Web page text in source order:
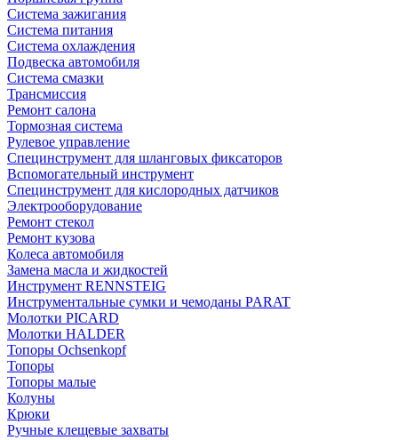
Система зажигания
Система питания
Система охлаждения
Подвеска автомобиля
Система смазки
Трансмиссия
Ремонт салона
Тормозная система
Рулевое управление
Специнструмент для шланговых фиксаторов
Вспомогательный инструмент
Специнструмент для кислородных датчиков
Электрооборудование
Ремонт стекол
Ремонт кузова
Колеса автомобиля
Замена масла и жидкостей
Инструмент RENNSTEIG
Инструментальные сумки и чемоданы PARAT
Молотки PICARD
Молотки HALDER
Топоры Ochsenkopf
Топоры
Топоры малые
Колуны
Крюки
Ручные клещевые захваты